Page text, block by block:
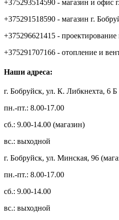
+375293514590 - магазин и офис
+375291518590 - магазин г.
+375296621415 -
+375291707166 - отопление и
Наши адреса:
г. Бобруйск, ул. К. Либкнехта, 6
пн.-пт.: 8.00-17.00
сб.: 9.00-14.00 (магазин)
вс.: выходной
г. Бобруйск, ул. Минская, 96
пн.-пт.: 8.00-17.00
сб.: 9.00-14.00
вс.: выходной